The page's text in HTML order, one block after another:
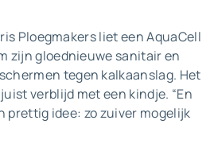
Ploegmakers liet een AquaCell
zijn gloednieuwe sanitair en
tegen kalkaanslag. Het
verblijd met een kindje. “En
prettig idee: zo zuiver mogelijk